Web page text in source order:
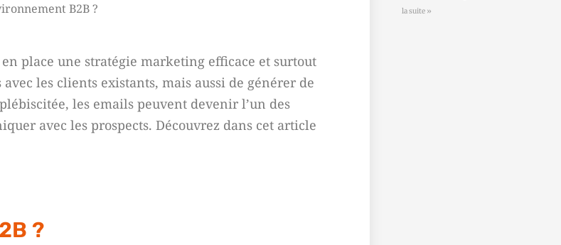
B2B ?
place une stratégie marketing efficace et surtout
les clients existants, mais aussi de générer de
les emails peuvent devenir l’un des
avec les prospects. Découvrez dans cet article
?
la suite »